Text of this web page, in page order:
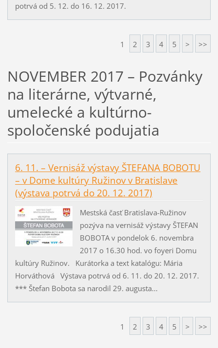
potrvá od 5. 12. do 16. 12. 2017.
1 2 3 4 5 > >>
NOVEMBER 2017 – Pozvánky
na literárne, výtvarné,
umelecké a kultúrno-
spoločenské podujatia
6. 11. – Vernisáž výstavy ŠTEFANA BOBOTU
– v Dome kultúry Ružinov v Bratislave
(výstava potrvá do 20. 12. 2017)
Mestská časť Bratislava-Ružinov
pozýva na vernisáž výstavy ŠTEFAN
BOBOTA v pondelok 6. novembra
2017 o 16.30 hod. vo foyeri Domu
kultúry Ružinov. Kurátorka a text katalógu: Mária
Horváthová Výstava potrvá od 6. 11. do 20. 12. 2017.
*** Štefan Bobota sa narodil 29. augusta...
1 2 3 4 5 > >>